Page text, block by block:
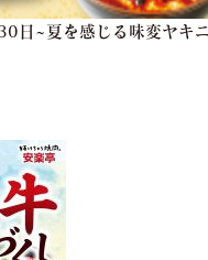
日~夏を感じる味変ヤ